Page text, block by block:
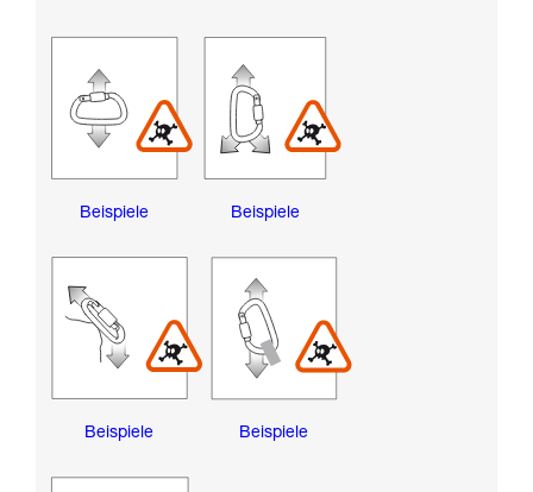
Beispiele Beispiele
Beispiele Beispiele